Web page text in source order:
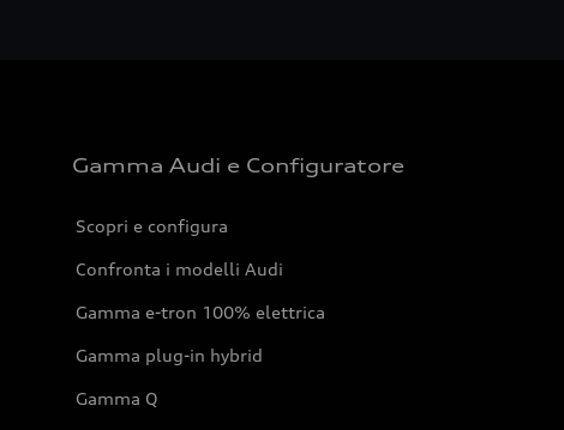
Gamma Audi e Configuratore
Scopri e configura
Confronta i modelli Audi
Gamma e-tron 100% elettrica
Gamma plug-in hybrid
Gamma Q